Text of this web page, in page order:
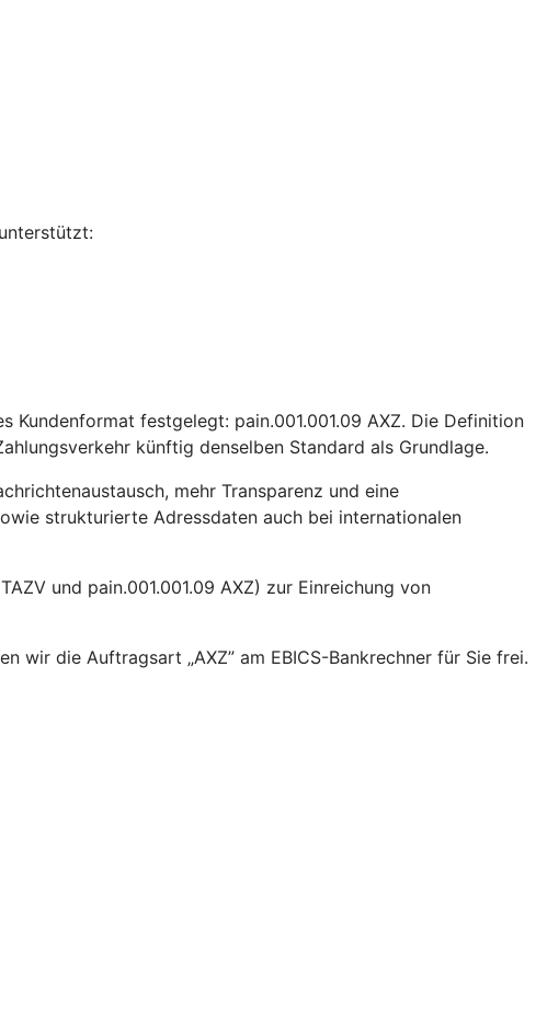
festgelegt: pain.001.001.09 AXZ. Die Definition
künftig denselben Standard als Grundlage.
mehr Transparenz und eine
strukturierte Adressdaten auch bei internationalen
und pain.001.001.09 AXZ) zur Einreichung von
wir die Auftragsart „AXZ” am EBICS-Bankrechner für Sie frei.